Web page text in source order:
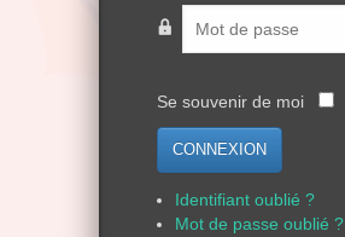
Se souvenir de moi
CONNEXION
Identifiant oublié ?
Mot de passe oublié ?